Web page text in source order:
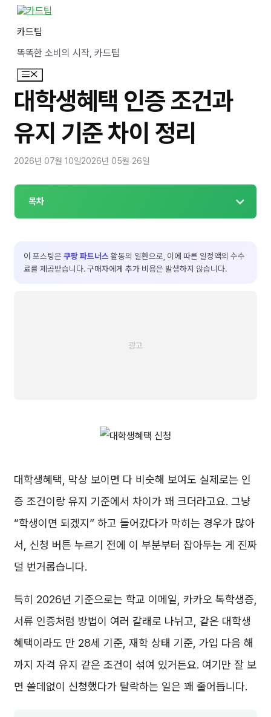
카드팁
똑똑한 소비의 시작, 카드팁
메
뉴
대학생혜택 인증 조건과
유지 기준 차이 정리
2026년 07월 10일2026년 05월 26일
목차
이 포스팅은 쿠팡 파트너스 활동의 일환으로, 이에 따른 일정액의 수수
료를 제공받습니다. 구매자에게 추가 비용은 발생하지 않습니다.
대학생혜택, 막상 보이면 다 비슷해 보여도 실제로는 인
증 조건이랑 유지 기준에서 차이가 꽤 크더라고요. 그냥
“학생이면 되겠지” 하고 들어갔다가 막히는 경우가 많아
서, 신청 버튼 누르기 전에 이 부분부터 잡아두는 게 진짜
덜 번거롭습니다.
특히 2026년 기준으로는 학교 이메일, 카카오 톡학생증,
서류 인증처럼 방법이 여러 갈래로 나뉘고, 같은 대학생
혜택이라도 만 28세 기준, 재학 상태 기준, 가입 다음 해
까지 자격 유지 같은 조건이 섞여 있거든요. 여기만 잘 보
면 쓸데없이 신청했다가 탈락하는 일은 꽤 줄어듭니다.